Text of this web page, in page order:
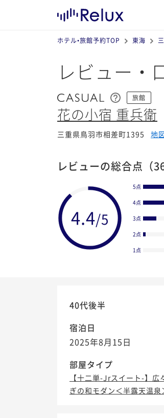
ホテル•旅館予約TOP 東海
レビュー・
旅館
花の小宿 重兵衛
三重県鳥羽市相差町1395 地
レビューの総合点 （
5点
4点
3点
2点
1点
40代後半
宿泊日
2025年8月15日
部屋タイプ
【十二単-Jrスイート-】広
ぎの和モダン＜半露天温泉